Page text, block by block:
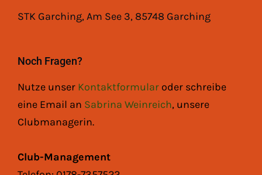
STK Garching, Am See 3, 85748 Garching
Noch Fragen?
Nutze unser Kontaktformular oder schreibe
eine Email an Sabrina Weinreich, unsere
Clubmanagerin.
Club-Management